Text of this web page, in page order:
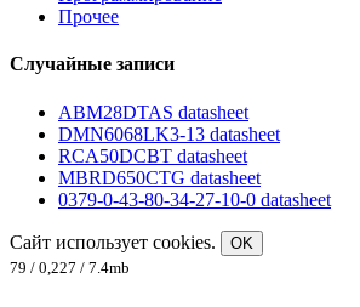
Прочее
Случайные записи
ABM28DTAS datasheet
DMN6068LK3-13 datasheet
RCA50DCBT datasheet
MBRD650CTG datasheet
0379-0-43-80-34-27-10-0 datasheet
Сайт использует cookies.
OK
79 / 0,227 / 7.4mb